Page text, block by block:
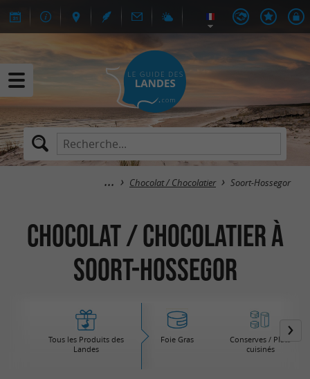
Chocolat / Chocolatier Soort-Hossegor
Chocolat / Chocolatier à
Soort-Hossegor
Tous les Produits des
Landes
Foie Gras
Conserves / Plats
cuisinés